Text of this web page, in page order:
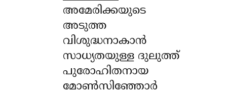
അമേരിക്കയുടെ
അടുത്ത
വിശുദ്ധനാകാൻ
സാധ്യതയുള്ള ദുലുത്ത്
പുരോഹിതനായ
മോൺസിഞ്ഞോർ